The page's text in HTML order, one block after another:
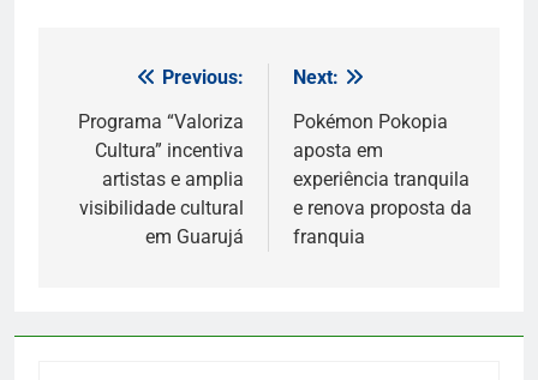
Navegação
de
Post
Previous:
Programa “Valoriza
Cultura” incentiva
artistas e amplia
visibilidade cultural
em Guarujá
Next:
Pokémon Pokopia
aposta em
experiência tranquila
e renova proposta da
franquia